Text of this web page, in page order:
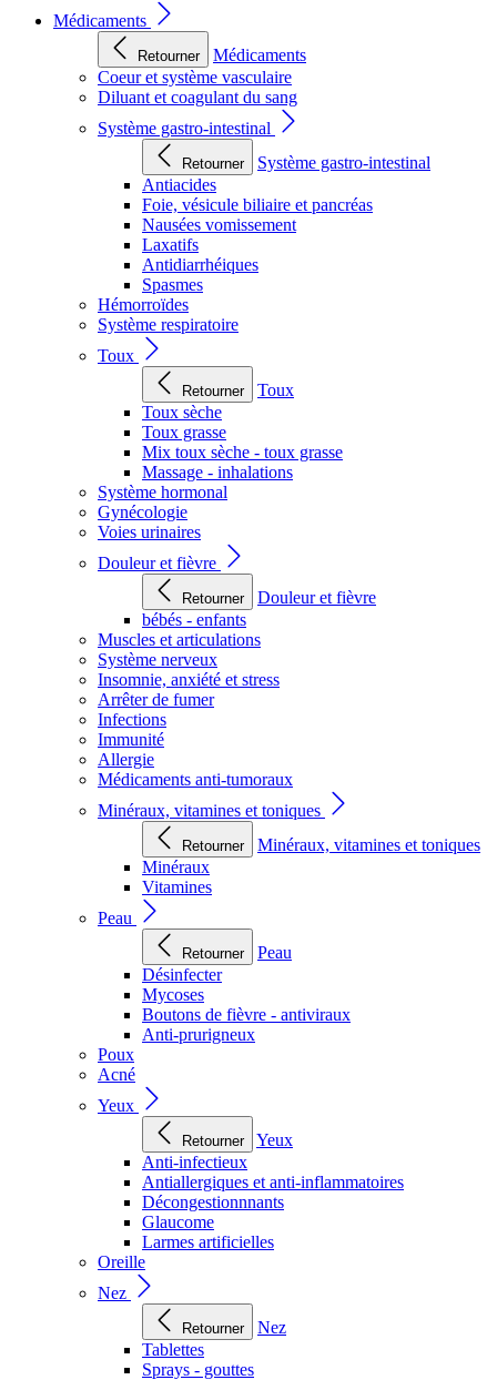
Médicaments
Retourner
Médicaments
Coeur et système vasculaire
Diluant et coagulant du sang
Système gastro-intestinal
Retourner
Système gastro-intestinal
Antiacides
Foie, vésicule biliaire et pancréas
Nausées vomissement
Laxatifs
Antidiarrhéiques
Spasmes
Hémorroïdes
Système respiratoire
Toux
Retourner
Toux
Toux sèche
Toux grasse
Mix toux sèche - toux grasse
Massage - inhalations
Système hormonal
Gynécologie
Voies urinaires
Douleur et fièvre
Retourner
Douleur et fièvre
bébés - enfants
Muscles et articulations
Système nerveux
Insomnie, anxiété et stress
Arrêter de fumer
Infections
Immunité
Allergie
Médicaments anti-tumoraux
Minéraux, vitamines et toniques
Retourner
Minéraux, vitamines et toniques
Minéraux
Vitamines
Peau
Retourner
Peau
Désinfecter
Mycoses
Boutons de fièvre - antiviraux
Anti-prurigneux
Poux
Acné
Yeux
Retourner
Yeux
Anti-infectieux
Antiallergiques et anti-inflammatoires
Décongestionnnants
Glaucome
Larmes artificielles
Oreille
Nez
Retourner
Nez
Tablettes
Sprays - gouttes